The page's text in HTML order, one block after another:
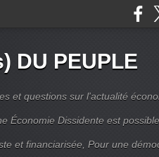
DU PEUPLE
et questions sur l'actualité
Économie Dissidente est
et financiarisée, Pour une